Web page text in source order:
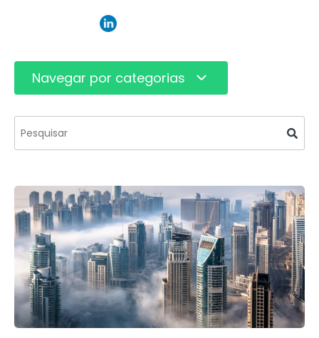
Navegar por categorias
Este é um campo de pesquisa com recurso